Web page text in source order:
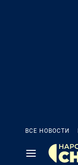
ВСЕ НОВОСТИ